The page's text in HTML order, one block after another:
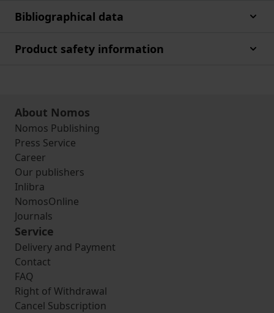
Bibliographical data
Product safety information
About Nomos
Nomos Publishing
Press Service
Career
Our publishers
Inlibra
NomosOnline
Journals
Service
Delivery and Payment
Contact
FAQ
Right of Withdrawal
Cancel Subscription